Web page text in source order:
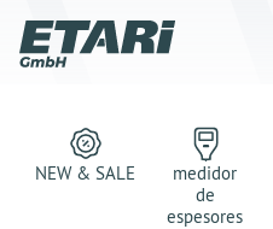
NEW & SALE
medidor
de
espesores